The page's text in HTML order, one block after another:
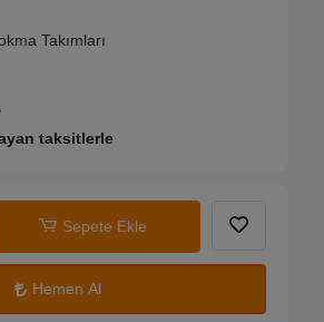
Takımları
taksitlerle
Sepete Ekle
Hemen Al